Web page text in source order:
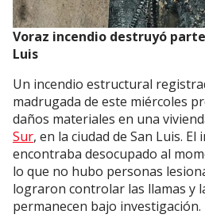
Voraz incendio destruyó
Luis
Un incendio estructural
madrugada de este miércoles
daños materiales en una
Sur, en la ciudad de San Luis. El
encontraba desocupado al
lo que no hubo personas
lograron controlar las llamas y
permanecen bajo investigación.